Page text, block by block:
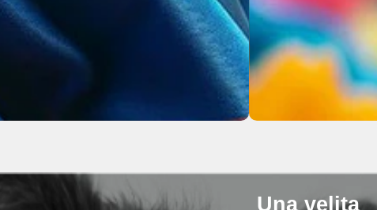
Una velita